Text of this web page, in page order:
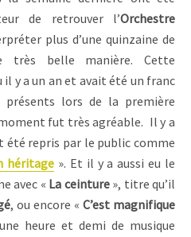
de retrouver l’Orchestre
plus d’une quinzaine de
très belle manière. Cette
il y a un an et avait été un franc
présents lors de la première
fut très agréable. Il y a
été repris par le public comme
héritage ». Et il y a aussi eu le
avec « La ceinture», titre qu’il
, ou encore « C’est magnifique
heure et demi de musique